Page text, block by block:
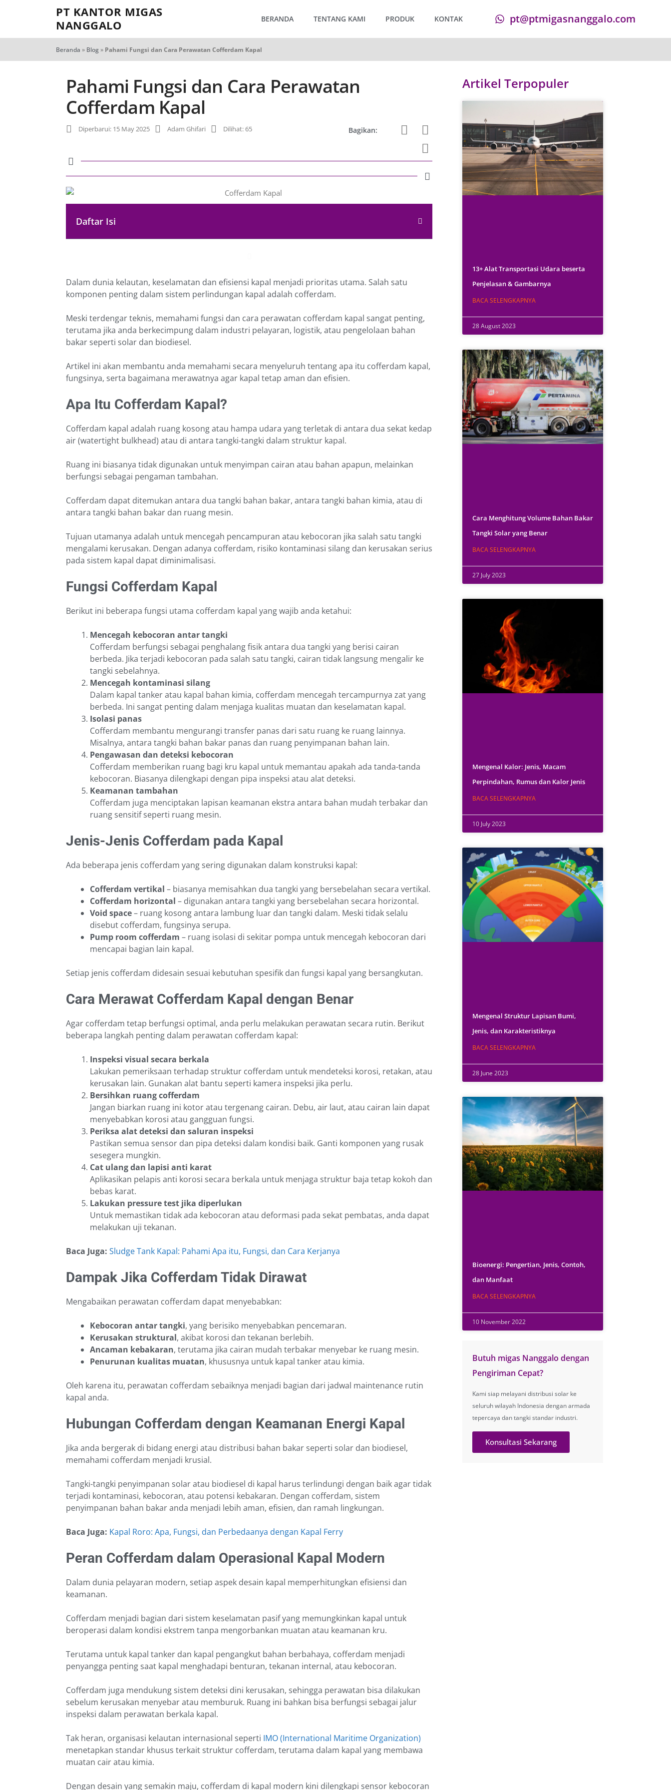
PT KANTOR MIGAS
NANGGALO
BERANDA TENTANG KAMI PRODUK KONTAK pt@ptmigasnanggalo.com
Beranda » Blog» Pahami Fungsi dan Cara Perawatan Cofferdam Kapal
Pahami Fungsi dan Cara Perawatan
Cofferdam Kapal
Diperbarui: 15 May 2025 Adam Ghifari Dilihat: 65 Bagikan:
Daftar Isi
Dalam dunia kelautan, keselamatan dan efisiensi kapal menjadi prioritas utama. Salah satu
komponen penting dalam sistem perlindungan kapal adalah cofferdam.
Meski terdengar teknis, memahami fungsi dan cara perawatan cofferdam kapal sangat penting,
terutama jika anda berkecimpung dalam industri pelayaran, logistik, atau pengelolaan bahan
bakar seperti solar dan biodiesel.
Artikel ini akan membantu anda memahami secara menyeluruh tentang apa itu cofferdam kapal,
fungsinya, serta bagaimana merawatnya agar kapal tetap aman dan efisien.
Apa Itu Cofferdam Kapal?
Cofferdam kapal adalah ruang kosong atau hampa udara yang terletak di antara dua sekat kedap
air (watertight bulkhead) atau di antara tangki-tangki dalam struktur kapal.
Ruang ini biasanya tidak digunakan untuk menyimpan cairan atau bahan apapun, melainkan
berfungsi sebagai pengaman tambahan.
Cofferdam dapat ditemukan antara dua tangki bahan bakar, antara tangki bahan kimia, atau di
antara tangki bahan bakar dan ruang mesin.
Tujuan utamanya adalah untuk mencegah pencampuran atau kebocoran jika salah satu tangki
mengalami kerusakan. Dengan adanya cofferdam, risiko kontaminasi silang dan kerusakan serius
pada sistem kapal dapat diminimalisasi.
Fungsi Cofferdam Kapal
Berikut ini beberapa fungsi utama cofferdam kapal yang wajib anda ketahui:
Mencegah kebocoran antar tangki
Cofferdam berfungsi sebagai penghalang fisik antara dua tangki yang berisi cairan
berbeda. Jika terjadi kebocoran pada salah satu tangki, cairan tidak langsung mengalir ke
tangki sebelahnya.
Mencegah kontaminasi silang
Dalam kapal tanker atau kapal bahan kimia, cofferdam mencegah tercampurnya zat yang
berbeda. Ini sangat penting dalam menjaga kualitas muatan dan keselamatan kapal.
Isolasi panas
Cofferdam membantu mengurangi transfer panas dari satu ruang ke ruang lainnya.
Misalnya, antara tangki bahan bakar panas dan ruang penyimpanan bahan lain.
Pengawasan dan deteksi kebocoran
Cofferdam memberikan ruang bagi kru kapal untuk memantau apakah ada tanda-tanda
kebocoran. Biasanya dilengkapi dengan pipa inspeksi atau alat deteksi.
Keamanan tambahan
Cofferdam juga menciptakan lapisan keamanan ekstra antara bahan mudah terbakar dan
ruang sensitif seperti ruang mesin.
Jenis-Jenis Cofferdam pada Kapal
Ada beberapa jenis cofferdam yang sering digunakan dalam konstruksi kapal:
Cofferdam vertikal – biasanya memisahkan dua tangki yang bersebelahan secara vertikal.
Cofferdam horizontal – digunakan antara tangki yang bersebelahan secara horizontal.
Void space– ruang kosong antara lambung luar dan tangki dalam. Meski tidak selalu
disebut cofferdam, fungsinya serupa.
Pump room cofferdam – ruang isolasi di sekitar pompa untuk mencegah kebocoran dari
mencapai bagian lain kapal.
Setiap jenis cofferdam didesain sesuai kebutuhan spesifik dan fungsi kapal yang bersangkutan.
Cara Merawat Cofferdam Kapal dengan Benar
Agar cofferdam tetap berfungsi optimal, anda perlu melakukan perawatan secara rutin. Berikut
beberapa langkah penting dalam perawatan cofferdam kapal:
Inspeksi visual secara berkala
Lakukan pemeriksaan terhadap struktur cofferdam untuk mendeteksi korosi, retakan, atau
kerusakan lain. Gunakan alat bantu seperti kamera inspeksi jika perlu.
Bersihkan ruang cofferdam
Jangan biarkan ruang ini kotor atau tergenang cairan. Debu, air laut, atau cairan lain dapat
menyebabkan korosi atau gangguan fungsi.
Periksa alat deteksi dan saluran inspeksi
Pastikan semua sensor dan pipa deteksi dalam kondisi baik. Ganti komponen yang rusak
sesegera mungkin.
Cat ulang dan lapisi anti karat
Aplikasikan pelapis anti korosi secara berkala untuk menjaga struktur baja tetap kokoh dan
bebas karat.
Lakukan pressure test jika diperlukan
Untuk memastikan tidak ada kebocoran atau deformasi pada sekat pembatas, anda dapat
melakukan uji tekanan.
Baca Juga: Sludge Tank Kapal: Pahami Apa itu, Fungsi, dan Cara Kerjanya
Dampak Jika Cofferdam Tidak Dirawat
Mengabaikan perawatan cofferdam dapat menyebabkan:
Kebocoran antar tangki, yang berisiko menyebabkan pencemaran.
Kerusakan struktural, akibat korosi dan tekanan berlebih.
Ancaman kebakaran, terutama jika cairan mudah terbakar menyebar ke ruang mesin.
Penurunan kualitas muatan, khususnya untuk kapal tanker atau kimia.
Oleh karena itu, perawatan cofferdam sebaiknya menjadi bagian dari jadwal maintenance rutin
kapal anda.
Hubungan Cofferdam dengan Keamanan Energi Kapal
Jika anda bergerak di bidang energi atau distribusi bahan bakar seperti solar dan biodiesel,
memahami cofferdam menjadi krusial.
Tangki-tangki penyimpanan solar atau biodiesel di kapal harus terlindungi dengan baik agar tidak
terjadi kontaminasi, kebocoran, atau potensi kebakaran. Dengan cofferdam, sistem
penyimpanan bahan bakar anda menjadi lebih aman, efisien, dan ramah lingkungan.
Baca Juga: Kapal Roro: Apa, Fungsi, dan Perbedaanya dengan Kapal Ferry
Peran Cofferdam dalam Operasional Kapal Modern
Dalam dunia pelayaran modern, setiap aspek desain kapal memperhitungkan efisiensi dan
keamanan.
Cofferdam menjadi bagian dari sistem keselamatan pasif yang memungkinkan kapal untuk
beroperasi dalam kondisi ekstrem tanpa mengorbankan muatan atau keamanan kru.
Terutama untuk kapal tanker dan kapal pengangkut bahan berbahaya, cofferdam menjadi
penyangga penting saat kapal menghadapi benturan, tekanan internal, atau kebocoran.
Cofferdam juga mendukung sistem deteksi dini kerusakan, sehingga perawatan bisa dilakukan
sebelum kerusakan menyebar atau memburuk. Ruang ini bahkan bisa berfungsi sebagai jalur
inspeksi dalam perawatan berkala kapal.
Tak heran, organisasi kelautan internasional seperti IMO (International Maritime Organization)
menetapkan standar khusus terkait struktur cofferdam, terutama dalam kapal yang membawa
muatan cair atau kimia.
Dengan desain yang semakin maju, cofferdam di kapal modern kini dilengkapi sensor kebocoran
Artikel Terpopuler
13+ Alat Transportasi Udara beserta
Penjelasan & Gambarnya
BACA SELENGKAPNYA
28 August 2023
Cara Menghitung Volume Bahan Bakar
Tangki Solar yang Benar
BACA SELENGKAPNYA
27 July 2023
Mengenal Kalor: Jenis, Macam
Perpindahan, Rumus dan Kalor Jenis
BACA SELENGKAPNYA
10 July 2023
Mengenal Struktur Lapisan Bumi,
Jenis, dan Karakteristiknya
BACA SELENGKAPNYA
28 June 2023
Bioenergi: Pengertian, Jenis, Contoh,
dan Manfaat
BACA SELENGKAPNYA
10 November 2022
Butuh migas Nanggalo dengan
Pengiriman Cepat?
Kami siap melayani distribusi solar ke
seluruh wilayah Indonesia dengan armada
tepercaya dan tangki standar industri.
Konsultasi Sekarang